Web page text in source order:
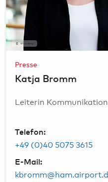
Oliver Sorg
Katja Bromm
Presse
Leiterin
Telefon:
+49 (0)40 5075 3615
E-Mail: